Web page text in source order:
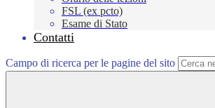
FSL (ex pcto)
Esame di Stato
Contatti
Campo di ricerca per le pagine del sito